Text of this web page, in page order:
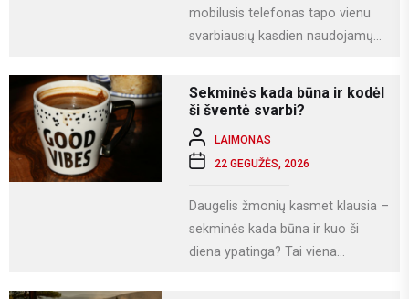
mobilusis telefonas tapo vienu
svarbiausių kasdien naudojamų
naudojamės socialiniais...
Sekminės kada būna ir kodėl
ši šventė svarbi?
LAIMONAS
22 GEGUŽĖS, 2026
Daugelis žmonių kasmet klausia –
sekminės kada būna ir kuo ši
diena ypatinga? Tai viena